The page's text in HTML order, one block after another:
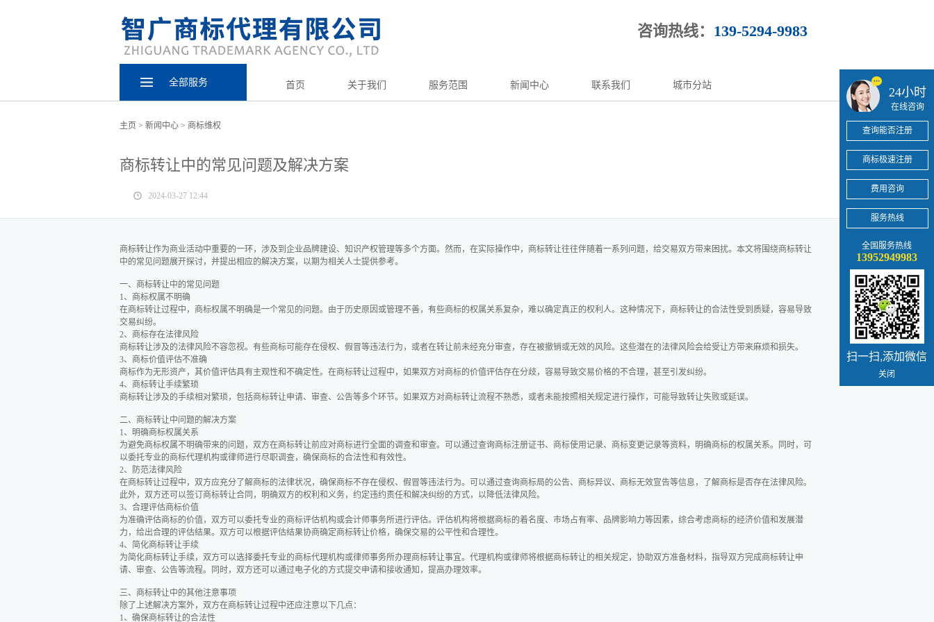
咨询热线： 139-5294-9983
首页 关于我们 服务范围 新闻中心 联系我们 城市分站
全部服务
主页 > 新闻中心 > 商标维权
商标转让中的常见问题及解决方案
2024-03-27 12:44
商标转让作为商业活动中重要的一环，涉及到企业品牌建设、知识产权管理等多个方面。然而，在实际操作中，商标转让往往伴随着一系列问题，给交易双方带来困扰。本文将围绕商标转让
中的常见问题展开探讨，并提出相应的解决方案，以期为相关人士提供参考。
一、商标转让中的常见问题
1、商标权属不明确
在商标转让过程中，商标权属不明确是一个常见的问题。由于历史原因或管理不善，有些商标的权属关系复杂，难以确定真正的权利人。这种情况下，商标转让的合法性受到质疑，容易导致
交易纠纷。
2、商标存在法律风险
商标转让涉及的法律风险不容忽视。有些商标可能存在侵权、假冒等违法行为，或者在转让前未经充分审查，存在被撤销或无效的风险。这些潜在的法律风险会给受让方带来麻烦和损失。
3、商标价值评估不准确
商标作为无形资产，其价值评估具有主观性和不确定性。在商标转让过程中，如果双方对商标的价值评估存在分歧，容易导致交易价格的不合理，甚至引发纠纷。
4、商标转让手续繁琐
商标转让涉及的手续相对繁琐，包括商标转让申请、审查、公告等多个环节。如果双方对商标转让流程不熟悉，或者未能按照相关规定进行操作，可能导致转让失败或延误。
二、商标转让中问题的解决方案
1、明确商标权属关系
为避免商标权属不明确带来的问题，双方在商标转让前应对商标进行全面的调查和审查。可以通过查询商标注册证书、商标使用记录、商标变更记录等资料，明确商标的权属关系。同时，可
以委托专业的商标代理机构或律师进行尽职调查，确保商标的合法性和有效性。
2、防范法律风险
在商标转让过程中，双方应充分了解商标的法律状况，确保商标不存在侵权、假冒等违法行为。可以通过查询商标局的公告、商标异议、商标无效宣告等信息，了解商标是否存在法律风险。
此外，双方还可以签订商标转让合同，明确双方的权利和义务，约定违约责任和解决纠纷的方式，以降低法律风险。
3、合理评估商标价值
为准确评估商标的价值，双方可以委托专业的商标评估机构或会计师事务所进行评估。评估机构将根据商标的着名度、市场占有率、品牌影响力等因素，综合考虑商标的经济价值和发展潜
力，给出合理的评估结果。双方可以根据评估结果协商确定商标转让价格，确保交易的公平性和合理性。
4、简化商标转让手续
为简化商标转让手续，双方可以选择委托专业的商标代理机构或律师事务所办理商标转让事宜。代理机构或律师将根据商标转让的相关规定，协助双方准备材料，指导双方完成商标转让申
请、审查、公告等流程。同时，双方还可以通过电子化的方式提交申请和接收通知，提高办理效率。
三、商标转让中的其他注意事项
除了上述解决方案外，双方在商标转让过程中还应注意以下几点：
1、确保商标转让的合法性
24小时
在线咨询
查询能否注册
商标极速注册
费用咨询
服务热线
全国服务热线
13952949983
扫一扫,添加微信
关闭